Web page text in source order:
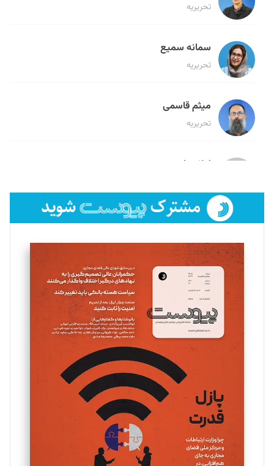
تحریریه
سمانه سمیع
تحریریه
میثم قاسمی
تحریریه
لیلا حنارود
فائزه فتحی رستمی
تحریریه
سروش کرمیان
تحریریه
مینا پاکدل
یسنا امان‌پور
تحریریه
ملینا جعفری